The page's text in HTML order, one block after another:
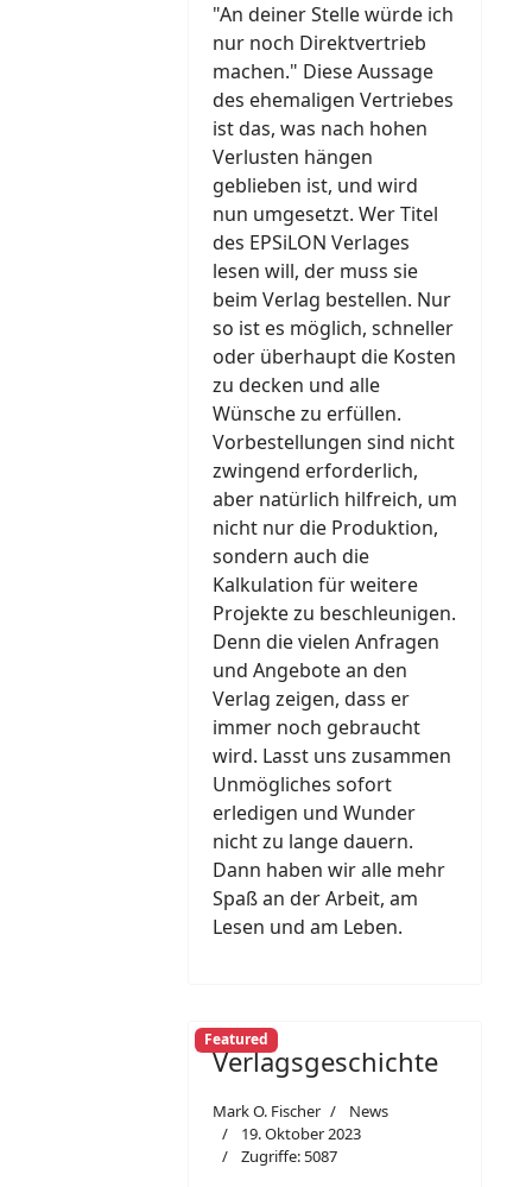
"An deiner Stelle würde ich
nur noch Direktvertrieb
machen." Diese Aussage
des ehemaligen Vertriebes
ist das, was nach hohen
Verlusten hängen
geblieben ist, und wird
nun umgesetzt. Wer Titel
des EPSiLON Verlages
lesen will, der muss sie
beim Verlag bestellen. Nur
so ist es möglich, schneller
oder überhaupt die Kosten
zu decken und alle
Wünsche zu erfüllen.
Vorbestellungen sind nicht
zwingend erforderlich,
aber natürlich hilfreich, um
nicht nur die Produktion,
sondern auch die
Kalkulation für weitere
Projekte zu beschleunigen.
Denn die vielen Anfragen
und Angebote an den
Verlag zeigen, dass er
immer noch gebraucht
wird. Lasst uns zusammen
Unmögliches sofort
erledigen und Wunder
nicht zu lange dauern.
Dann haben wir alle mehr
Spaß an der Arbeit, am
Lesen und am Leben.
Featured
Verlagsgeschichte
Mark O. Fischer
News
19. Oktober 2023
Zugriffe: 5087